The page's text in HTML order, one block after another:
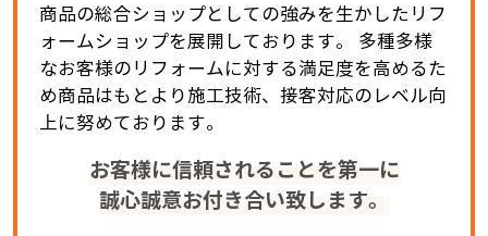
商品の総合ショップとしての強みを生かしたリフ
ォームショップを展開しております。 多種多様
なお客様のリフォームに対する満足度を高めるた
め商品はもとより施工技術、接客対応のレベル向
上に努めております。
お客様に信頼されることを第一に
誠心誠意お付き合い致します。